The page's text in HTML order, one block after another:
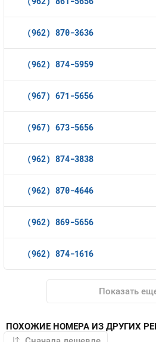
(962) 870-3636
(962) 874-5959
(967) 671-5656
(967) 673-5656
(962) 874-3838
(962) 870-4646
(962) 869-5656
(962) 874-1616
Показать
ПОХОЖИЕ НОМЕРА ИЗ ДРУГИХ